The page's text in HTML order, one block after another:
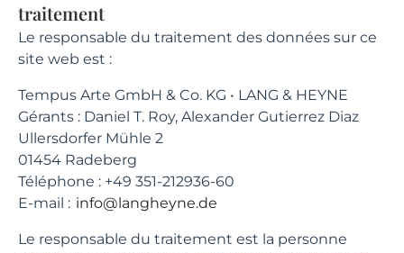
traitement
Le responsable du traitement des données sur ce
site web est :
Tempus Arte GmbH & Co. KG • LANG & HEYNE
Gérants : Daniel T. Roy, Alexander Gutierrez Diaz
Ullersdorfer Mühle 2
01454 Radeberg
Téléphone : +49 351-212936-60
E-mail : info@langheyne.de
Le responsable du traitement est la personne